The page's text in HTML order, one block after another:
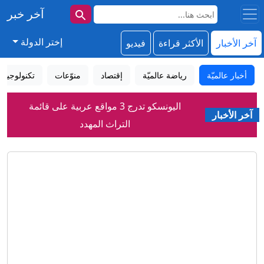
آخر خبر
آخر الأخبار الأكثر قراءة فيديو إختر الدولة
أخبار عالميّة رياضة عالميّة إقتصاد منوّعات تكنولوجيا
آخر الأخبار
اليونسكو تدرج 3 مواقع عربية على قائمة
التراث المهدد
تأثير الميلاتونين والمغنيسيوم على الأرق